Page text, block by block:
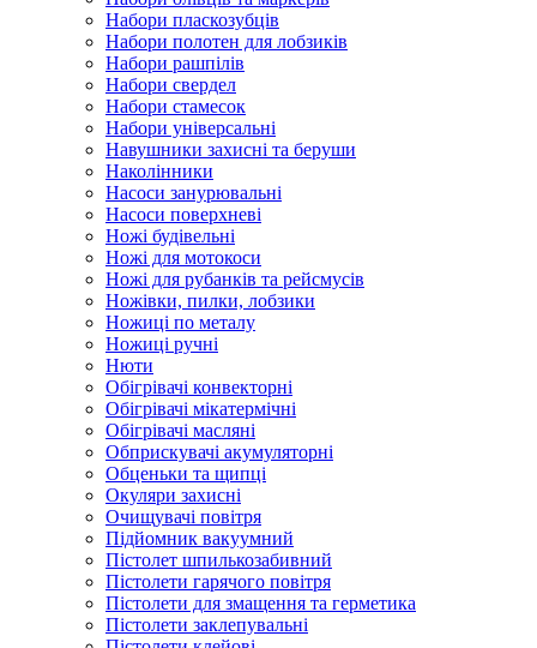
Набори пласкозубців
Набори полотен для лобзиків
Набори рашпілів
Набори свердел
Набори стамесок
Набори універсальні
Навушники захисні та беруши
Наколінники
Насоси занурювальні
Насоси поверхневі
Ножі будівельні
Ножі для мотокоси
Ножі для рубанків та рейсмусів
Ножівки, пилки, лобзики
Ножиці по металу
Ножиці ручні
Нюти
Обігрівачі конвекторні
Обігрівачі мікатермічні
Обігрівачі масляні
Обприскувачі акумуляторні
Обценьки та щипці
Окуляри захисні
Очищувачі повітря
Підйомник вакуумний
Пістолет шпилькозабивний
Пістолети гарячого повітря
Пістолети для змащення та герметика
Пістолети заклепувальні